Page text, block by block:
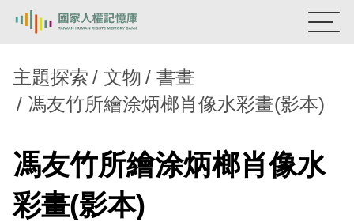
熱門關鍵字：陳孟和 李舜治 鹿窟事件
安康接待室
主題探索
背景知識
主題探索 文物
書畫
馮友竹所繪涂炳榔肖像水彩畫(影本)
馮友竹所繪涂炳榔肖像水
彩畫(影本)